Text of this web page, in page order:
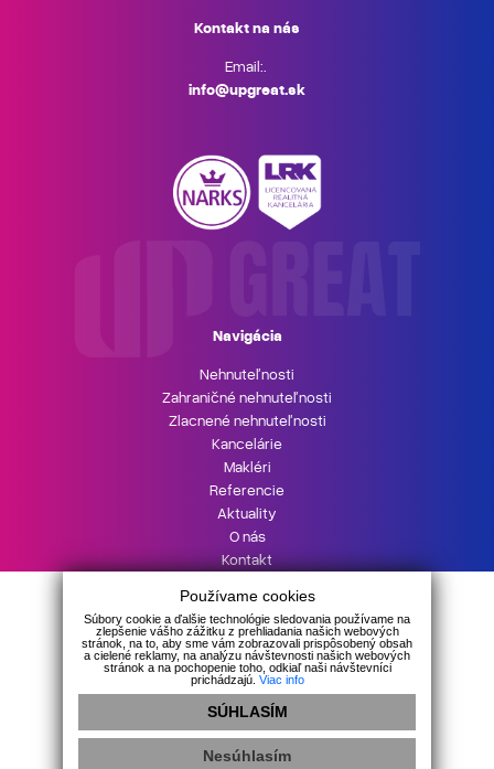
Používame cookies
Súbory cookie a ďalšie technológie sledovania používame na
zlepšenie vášho zážitku z prehliadania našich webových
stránok, na to, aby sme vám zobrazovali prispôsobený obsah
a cielené reklamy, na analýzu návštevnosti našich webových
stránok a na pochopenie toho, odkiaľ naši návštevníci
prichádzajú. Viac info
SÚHLASÍM
Nesúhlasím
Kontakt na nás
Email:.
info@upgreat.sk
Navigácia
Nehnuteľnosti
Zahraničné nehnuteľnosti
Zlacnené nehnuteľnosti
Kancelárie
Makléri
Referencie
Aktuality
O nás
Kontakt
Podnikajte s UPgreat
webdesign| webex.digital